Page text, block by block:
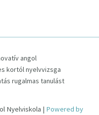
angol
kortól nyelvvizsga
rugalmas tanulást
Nyelviskola | Powered by